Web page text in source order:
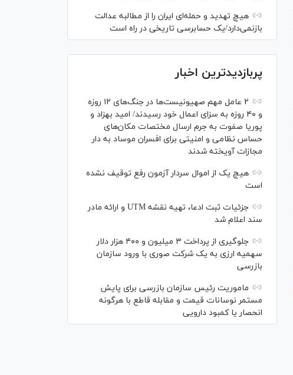
هیچ تهدید و حمله‌ای ایران را از مطالبه عدالت
بازنمی‌دارد/یک حسابرسی تاریخی در راه است
پربازدیدترین اخبار
۲ عامل مهم صهیونیست‌ها در جنگ‌های ۱۲ روزه
و ۴۰ روزه به سزای اعمال خود رسیدند/ امید بهزاد و
پوریا صفوت به جرم ارسال مختصات مکان‌های
حساس نظامی و امنیتی برای افسران موساد به دار
مجازات آویخته شدند
هیچ یک از اموال سردار آزمون رفع توقیف نشده
است
جزئیات ثبت ادعا، تهیه نقشه UTM و ارائه مادر
سند اعلام شد
جلوگیری از پرداخت ۳ میلیون و ۴۰۰ هزار دلار
سهمیه ارزی به یک شرکت صوری با ورود سازمان
بازرسی
ماموریت رئیس سازمان بازرسی برای پایش
مستمر نوسانات قیمت و مقابله قاطع با هرگونه
انحصار یا کمبود دارویی